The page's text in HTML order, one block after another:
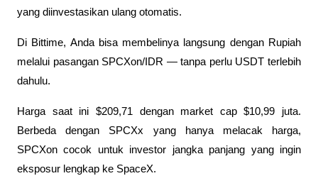
yang diinvestasikan ulang otomatis.
Di Bittime, Anda bisa membelinya langsung dengan Rupiah
melalui pasangan SPCXon/IDR — tanpa perlu USDT terlebih
dahulu.
Harga saat ini $209,71 dengan market cap $10,99 juta.
Berbeda dengan SPCXx yang hanya melacak harga,
SPCXon cocok untuk investor jangka panjang yang ingin
eksposur lengkap ke SpaceX.